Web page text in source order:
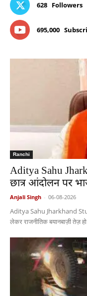
628 Followers
695,000
Ranchi
Aditya Sahu
छात्र आंदोलन पर
Anjali Singh - 06-08-2026
Aditya Sahu Jharkhand
लेकर राजनीतिक बयानबाज़ी तेज़